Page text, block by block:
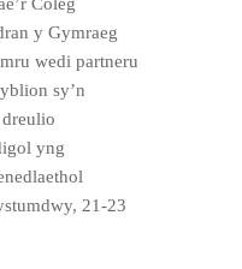
y Gymraeg
wedi partneru
sy’n
yng
21-23